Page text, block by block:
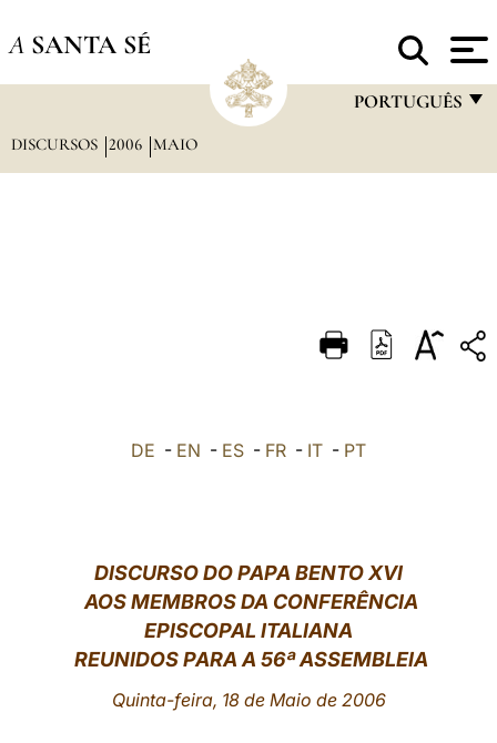
A SANTA SÉ
PORTUGUÊS
DEUTSCH
العربيّة
DISCURSOS 2006 MAIO
DE - EN - ES - FR - IT - PT
DISCURSO DO PAPA BENTO XVI
AOS MEMBROS DA CONFERÊNCIA
EPISCOPAL ITALIANA
REUNIDOS PARA A 56ª ASSEMBLEIA
Quinta-feira, 18 de Maio de 2006